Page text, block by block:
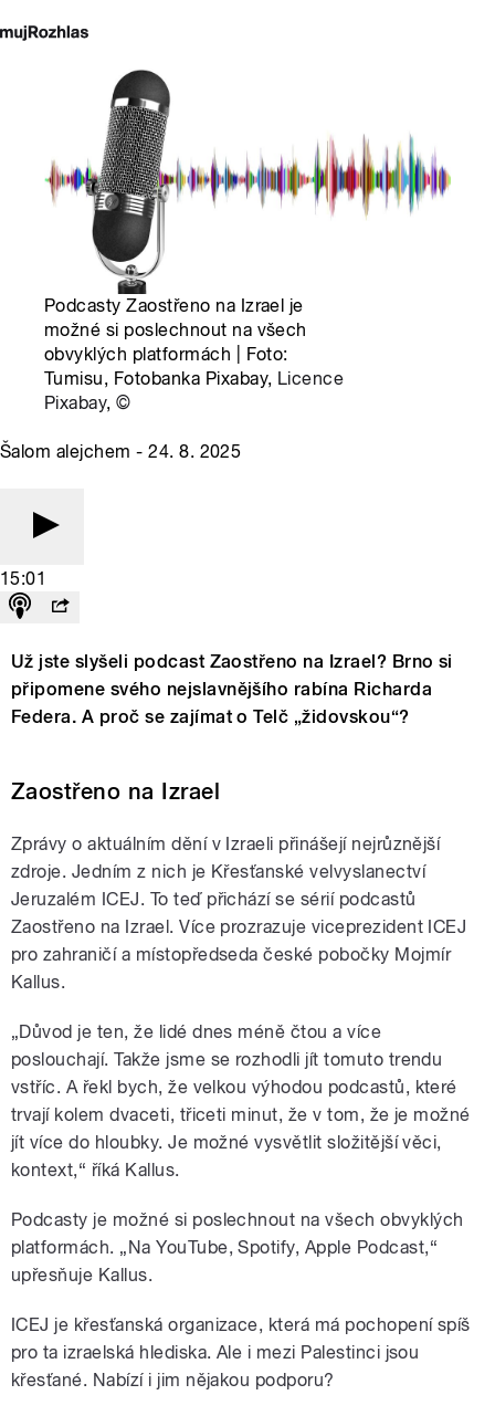
Podcasty Zaostřeno na Izrael je
možné si poslechnout na všech
obvyklých platformách | Foto:
Tumisu, Fotobanka Pixabay, Licence
Pixabay,©
Šalom alejchem - 24. 8. 2025
15:01
Už jste slyšeli podcast Zaostřeno na Izrael? Brno si
připomene svého nejslavnějšího rabína Richarda
Federa. A proč se zajímat o Telč „židovskou“?
Zaostřeno na Izrael
Zprávy o aktuálním dění v Izraeli přinášejí nejrůznější
zdroje. Jedním z nich je Křesťanské velvyslanectví
Jeruzalém ICEJ. To teď přichází se sérií podcastů
Zaostřeno na Izrael. Více prozrazuje viceprezident ICEJ
pro zahraničí a místopředseda české pobočky Mojmír
Kallus.
„Důvod je ten, že lidé dnes méně čtou a více
poslouchají. Takže jsme se rozhodli jít tomuto trendu
vstříc. A řekl bych, že velkou výhodou podcastů, které
trvají kolem dvaceti, třiceti minut, že v tom, že je možné
jít více do hloubky. Je možné vysvětlit složitější věci,
kontext,“ říká Kallus.
Podcasty je možné si poslechnout na všech obvyklých
platformách. „Na YouTube, Spotify, Apple Podcast,“
upřesňuje Kallus.
ICEJ je křesťanská organizace, která má pochopení spíš
pro ta izraelská hlediska. Ale i mezi Palestinci jsou
křesťané. Nabízí i jim nějakou podporu?